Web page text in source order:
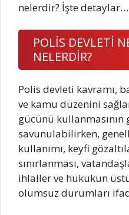
nelerdir? İşte detaylar…
POLİS DEVLETİ
NELERDİR?
Polis devleti kavramı,
ve kamu düzenini
gücünü
savunulabilirken,
kullanımı, keyfi
sınırlanması,
ihlaller ve hukukun
olumsuz durumları